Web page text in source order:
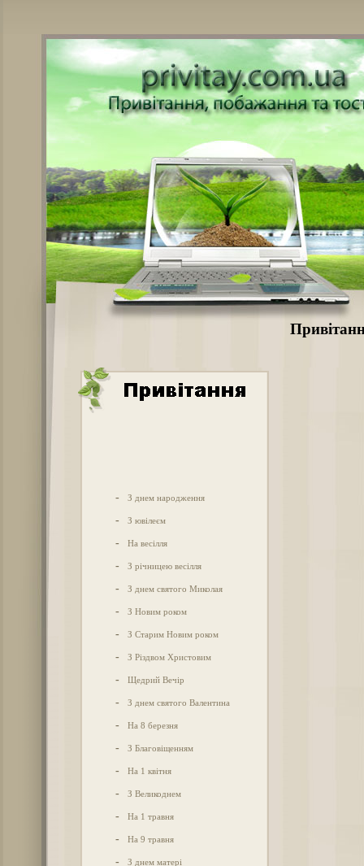
- З днем народження
- З ювілеєм
- На весілля
- З річницею весілля
- З днем святого Миколая
- З Новим роком
- З Старим Новим роком
- З Різдвом Христовим
- Щедрий Вечір
- З днем святого Валентина
- На 8 березня
- З Благовіщенням
- На 1 квітня
- З Великоднем
- На 1 травня
- На 9 травня
- З днем матері